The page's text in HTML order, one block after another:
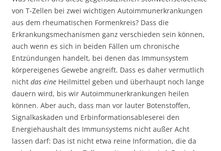
von T-Zellen bei zwei wichtigen Autoimmunerkrankungen
aus dem rheumatischen Formenkreis? Dass die
Erkrankungsmechanismen ganz verschieden sein können,
auch wenn es sich in beiden Fällen um chronische
Entzündungen handelt, bei denen das Immunsystem
körpereigenes Gewebe angreift. Dass es daher vermutlich
nicht das eine Heilmittel geben und überhaupt noch lange
dauern wird, bis wir Autoimmunerkrankungen heilen
können. Aber auch, dass man vor lauter Botenstoffen,
Signalkaskaden und Erbinformationsableserei den
Energiehaushalt des Immunsystems nicht außer Acht
lassen darf: Das ist nicht etwa reine Information, die da